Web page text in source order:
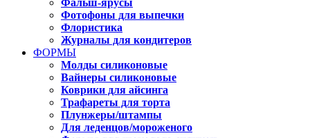
Фальш-ярусы
Фотофоны для выпечки
Флористика
Журналы для кондитеров
ФОРМЫ
Молды силиконовые
Вайнеры силиконовые
Коврики для айсинга
Трафареты для торта
Плунжеры/штампы
Для леденцов/мороженого